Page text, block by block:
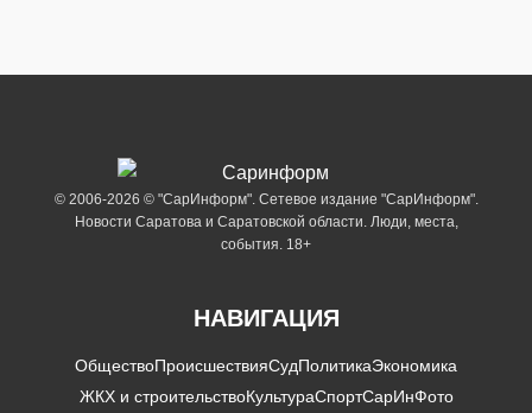
© 2006-2026 © "СарИнформ". Сетевое издание "СарИнформ".
Новости Саратова и Саратовской области. Люди, места,
события. 18+
НАВИГАЦИЯ
ОбществоПроисшествияСудПолитикаЭкономика
ЖКХ и строительствоКультураСпортСарИнФото